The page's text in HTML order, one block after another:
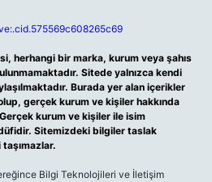
herhangi bir marka, kurum veya şahıs
Sitede yalnızca kendi
Burada yer alan içerikler
gerçek kurum ve kişiler hakkında
kurum ve kişiler ile isim
Sitemizdeki bilgiler taslak
Bilgi Teknolojileri ve İletişim